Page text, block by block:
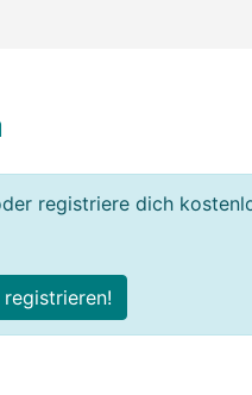
registriere dich